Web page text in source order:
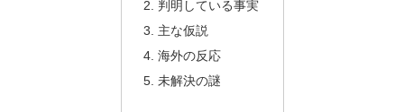
判明している事実
主な仮説
海外の反応
未解決の謎